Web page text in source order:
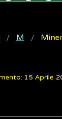
M
15 Aprile